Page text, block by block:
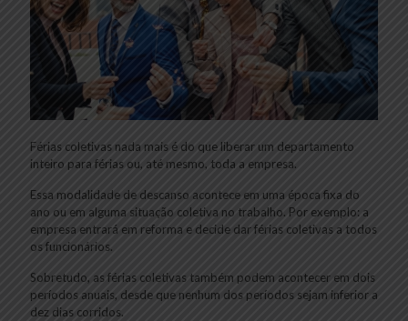
Férias coletivas nada mais é do que liberar um departamento
inteiro para férias ou, até mesmo, toda a empresa.
Essa modalidade de descanso acontece em uma época fixa do
ano ou em alguma situação coletiva no trabalho. Por exemplo: a
empresa entrará em reforma e decide dar férias coletivas a todos
os funcionários.
Sobretudo, as férias coletivas também podem acontecer em dois
períodos anuais, desde que nenhum dos períodos sejam inferior a
dez dias corridos.